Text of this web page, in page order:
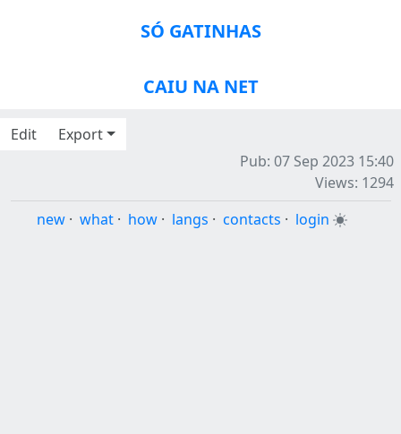
SÓ GATINHAS
CAIU NA NET
Edit
Export
Pub: 07 Sep 2023 15:40
Views: 1294
new · what · how · langs · contacts · login